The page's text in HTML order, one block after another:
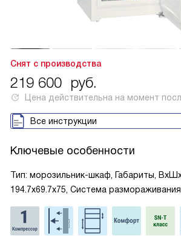
Снят с производства
219 600 руб.
Цена действительна на момент
Все инструкции
Ключевые особенности
Тип: морозильник-шкаф, Габариты,
194.7x69.7x75, Система